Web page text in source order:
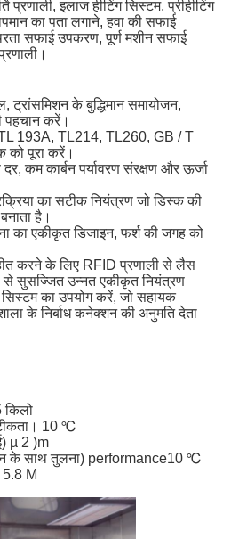
प्रणाली, इलाज हीटिंग सिस्टम, प्रीहीटिंग
का पता लगाने, हवा की सफाई
सफाई उपकरण, पूर्ण मशीन सफाई
के बुद्धिमान समायोजन,
पहचान करें।
193A, TL214, TL260, GB / T
को पूरा करें।
कम कार्बन पर्यावरण संरक्षण और ऊर्जा
का सटीक नियंत्रण जो डिस्क की
है।
का एकीकृत डिजाइन, फर्श की जगह को
करने के लिए RFID प्रणाली से लैस
सुसज्जित उन्नत एकीकृत नियंत्रण
सिस्टम का उपयोग करें, जो सहायक
के निर्बाध कनेक्शन की अनुमति देता
किलो
10 ℃
µ 2 )m
के साथ तुलना) performance10 ℃
M